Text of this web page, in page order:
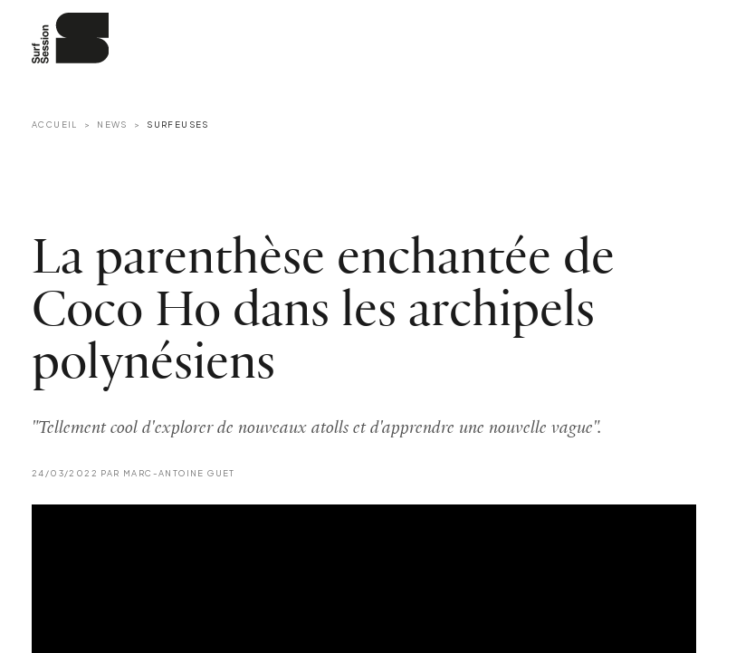
ACCUEIL NEWS SURFEUSES
La parenthèse enchantée de
Coco Ho dans les archipels
polynésiens
"Tellement cool d'explorer de nouveaux atolls et d'apprendre une nouvelle vague".
24/03/2022 PAR MARC-ANTOINE GUET